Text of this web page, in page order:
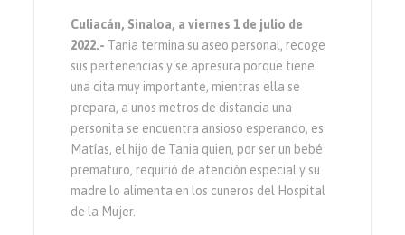
Culiacán, Sinaloa, a viernes 1 de julio de
2022.- Tania termina su aseo personal, recoge
sus pertenencias y se apresura porque tiene
una cita muy importante, mientras ella se
prepara, a unos metros de distancia una
personita se encuentra ansioso esperando, es
Matías, el hijo de Tania quien, por ser un bebé
prematuro, requirió de atención especial y su
madre lo alimenta en los cuneros del Hospital
de la Mujer.